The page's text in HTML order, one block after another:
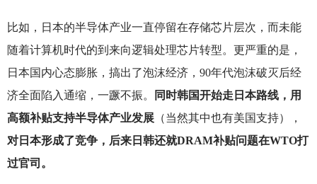
比如，日本的半导体产业一直停留在存储芯片层次，而未能
随着计算机时代的到来向逻辑处理芯片转型。更严重的是，
日本国内心态膨胀，搞出了泡沫经济，90年代泡沫破灭后经
济全面陷入通缩，一蹶不振。
同时韩国开始走日本路线，用
高额补贴支持半导体产业发展（当然其中也有美国支持），
对日本形成了竞争，后来日韩还就DRAM补贴问题在WTO打
过官司。